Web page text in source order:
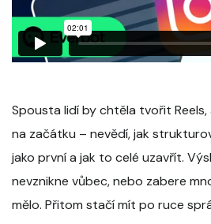
Spousta lidí by chtěla tvořit Reels,
na začátku – nevědí, jak
jako první a jak to celé uzavřít.
nevznikne vůbec, nebo zabere
mělo. Přitom stačí mít po ruce